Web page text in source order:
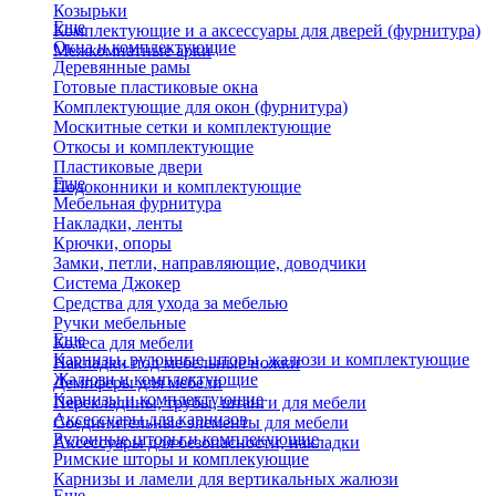
Козырьки
Комплектующие и а аксессуары для дверей (фурнитура)
Межкомнатные арки
Еще
Окна и комплектующие
Деревянные рамы
Готовые пластиковые окна
Комплектующие для окон (фурнитура)
Москитные сетки и комплектующие
Откосы и комплектующие
Пластиковые двери
Подоконники и комплектующие
Еще
Мебельная фурнитура
Накладки, ленты
Крючки, опоры
Замки, петли, направляющие, доводчики
Система Джокер
Средства для ухода за мебелью
Ручки мебельные
Колеса для мебели
Накладки под мебельные ножки
Демпферы для мебели
Перекладины, трубы, штанги для мебели
Соединительные элементы для мебели
Аксессуары для безопасности, накладки
Еще
Карнизы, рулонные шторы, жалюзи и комплектующие
Жалюзи и комплектующие
Карнизы и комплектующие
Аксессуары для карнизов
Рулонные шторы и комплекующие
Римские шторы и комплекующие
Карнизы и ламели для вертикальных жалюзи